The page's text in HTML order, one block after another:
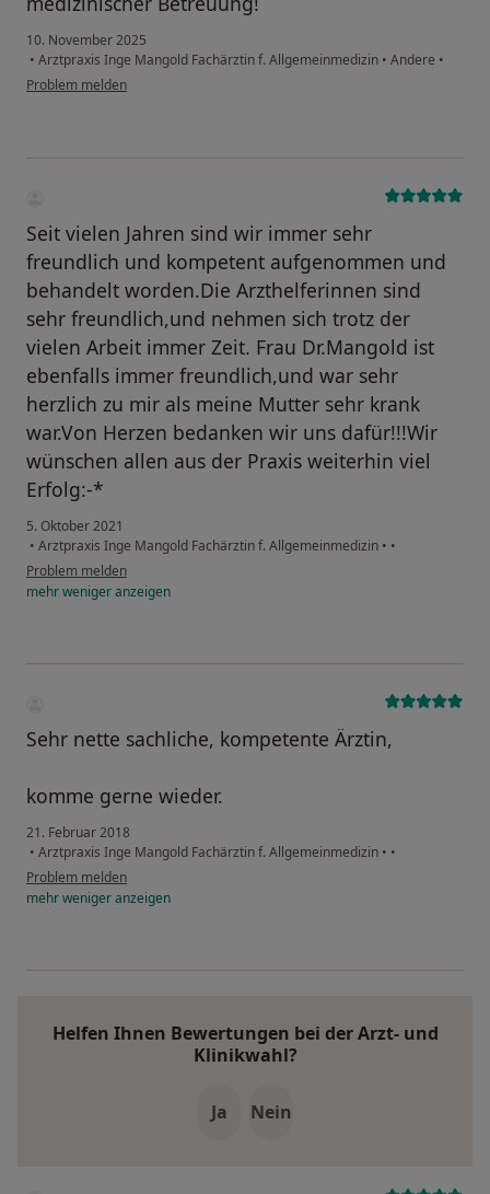
10. November 2025
• Arztpraxis Inge Mangold Fachärztin f. Allgemeinmedizin • Andere •
Problem melden
Seit vielen Jahren sind wir immer sehr
freundlich und kompetent aufgenommen und
behandelt worden.Die Arzthelferinnen sind
sehr freundlich,und nehmen sich trotz der
vielen Arbeit immer Zeit. Frau Dr.Mangold ist
ebenfalls immer freundlich,und war sehr
herzlich zu mir als meine Mutter sehr krank
war.Von Herzen bedanken wir uns dafür!!!Wir
wünschen allen aus der Praxis weiterhin viel
Erfolg:-*
5. Oktober 2021
• Arztpraxis Inge Mangold Fachärztin f. Allgemeinmedizin • •
Problem melden
mehrwenigeranzeigen
Sehr nette sachliche, kompetente Ärztin,
komme gerne wieder.
21. Februar 2018
• Arztpraxis Inge Mangold Fachärztin f. Allgemeinmedizin • •
Problem melden
mehrwenigeranzeigen
Helfen Ihnen Bewertungen bei der Arzt- und
Klinikwahl?
Ja Nein